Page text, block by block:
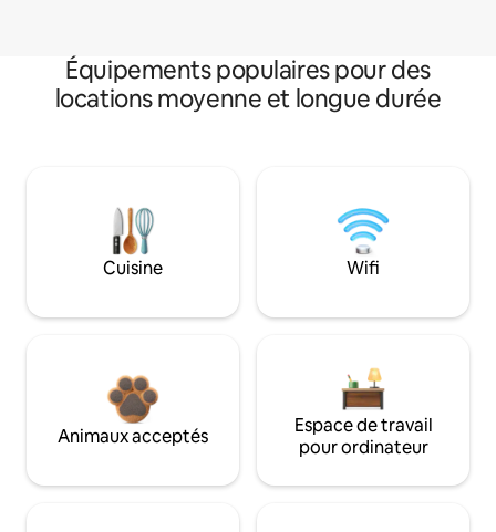
Équipements populaires pour des
locations moyenne et longue durée
Cuisine Wifi
Animaux acceptés
Espace de travail
pour ordinateur